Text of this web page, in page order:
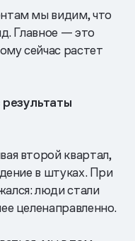
мы видим, что
Главное — это
сейчас растет
второй квартал,
в штуках. При
люди стали
целенаправленно.